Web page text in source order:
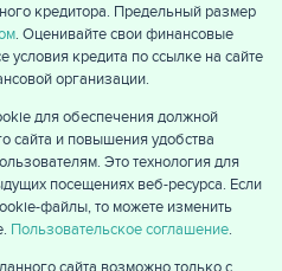
кредитора. Предельный размер
. Оценивайте свои финансовые
условия кредита по ссылке на сайте
организации.
для обеспечения должной
сайта и повышения удобства
Это технология для
посещениях веб-ресурса. Если
файлы, то можете изменить
Пользовательское соглашение.